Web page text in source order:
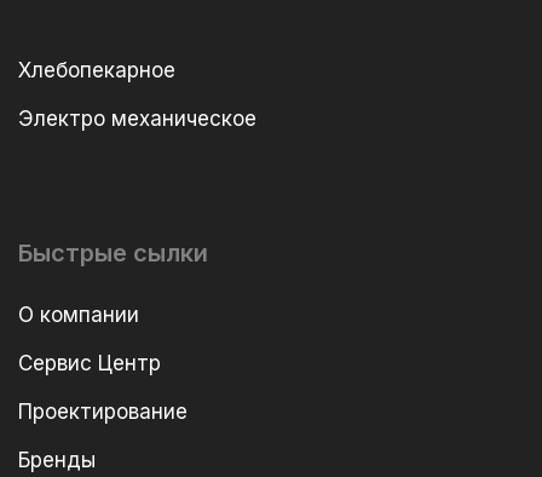
Хлебопекарное
Электро механическое
Быстрые сылки
О компании
Сервис Центр
Проектирование
Бренды